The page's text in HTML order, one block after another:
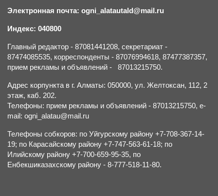
Электронная почта: ogni_alatautald@mail.ru
Индекс: 040800
Главный редактор - 87081441208, секретариат -
87474085535, корреспонденты - 87076994618, 87477387357,
прием рекламы и объявлений - 87013215750.
Адрес корпункта в г. Алматы: 050000, ул. Желтоксан, 112, 2
этаж, каб. 202.
Телефоны: прием рекламы и объявлений - 87013215750, e-
mail: ogni_alatau@mail.ru
Телефоны собкоров: по Уйгурскому району +7-708-367-14-
19; по Карасайскому району +7-747-563-61-18; по
Илийскому району +7-700-659-95-35, по
Енбекшиказахскому району - 8-777-518-11-80.